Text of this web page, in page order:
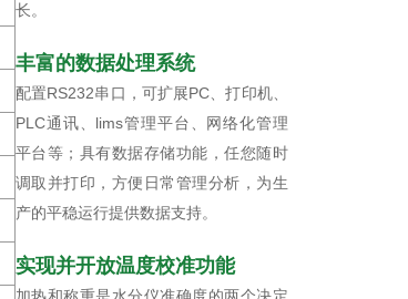
长。
丰富的数据处理系统
配置RS232串口，可扩展PC、打印机、
PLC通讯、lims管理平台、网络化管理
平台等；具有数据存储功能，任您随时
调取并打印，方便日常管理分析，为生
产的平稳运行提供数据支持。
实现并开放温度校准功能